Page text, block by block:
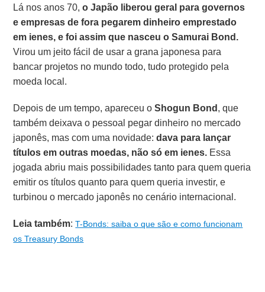
Lá nos anos 70,o Japão liberou geral para governos
e empresas de fora pegarem dinheiro emprestado
em ienes, e foi assim que nasceu o Samurai Bond.
Virou um jeito fácil de usar a grana japonesa para
bancar projetos no mundo todo, tudo protegido pela
moeda local.
Depois de um tempo, apareceu oShogun Bond, que
também deixava o pessoal pegar dinheiro no mercado
japonês, mas com uma novidade:dava para lançar
títulos em outras moedas, não só em ienes. Essa
jogada abriu mais possibilidades tanto para quem queria
emitir os títulos quanto para quem queria investir, e
turbinou o mercado japonês no cenário internacional.
Leia também:T-Bonds: saiba o que são e como funcionam
os Treasury Bonds